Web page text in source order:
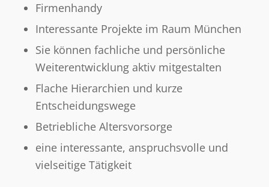
Firmenhandy
Interessante Projekte im Raum München
Sie können fachliche und persönliche
Weiterentwicklung aktiv mitgestalten
Flache Hierarchien und kurze
Entscheidungswege
Betriebliche Altersvorsorge
eine interessante, anspruchsvolle und
vielseitige Tätigkeit